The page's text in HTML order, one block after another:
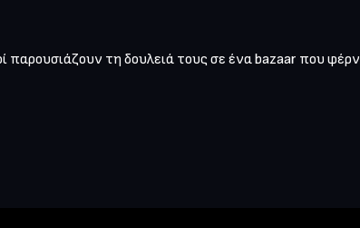
παρουσιάζουν τη δουλειά τους σε ένα bazaar που